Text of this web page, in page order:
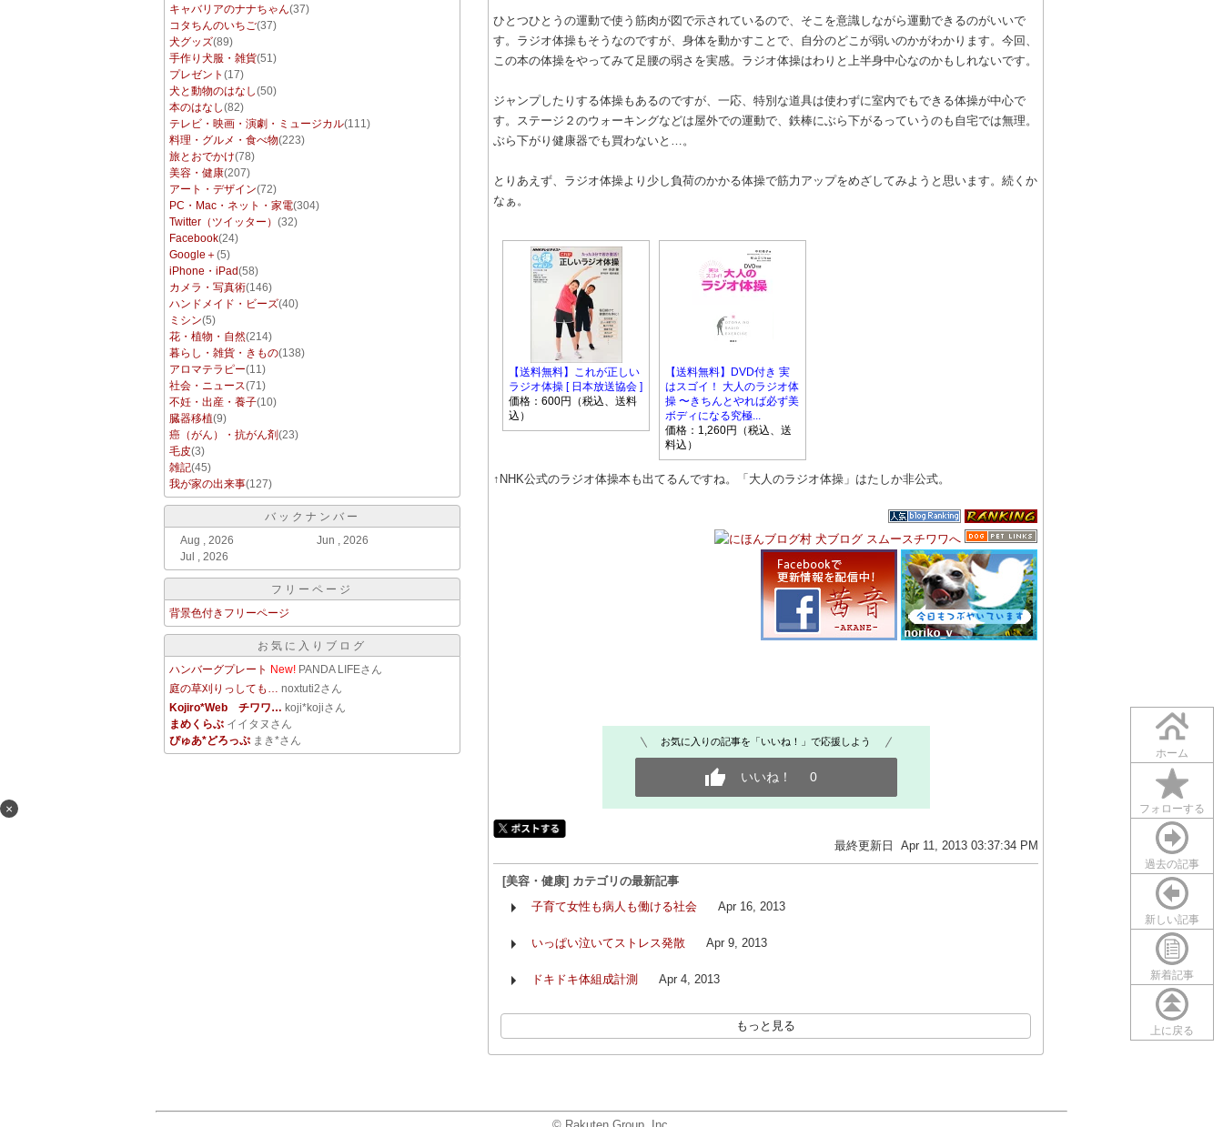
ホーム
フォローする
過去の記事
新しい記事
新着記事
上に戻る
×
キャバリアのナナちゃん(37)
コタちんのいちご(37)
犬グッズ(89)
手作り犬服・雑貨(51)
プレゼント (17)
犬と動物のはなし(50)
本のはなし(82)
テレビ・映画・演劇・ミュージカル(111)
料理・グルメ・食べ物(223)
旅とおでかけ(78)
美容・健康(207)
アート・デザイン(72)
PC・Mac・ネット・家電(304)
Twitter（ツイッター） (32)
Facebook(24)
Google＋(5)
iPhone・iPad(58)
カメラ・写真術(146)
ハンドメイド・ビーズ(40)
ミシン(5)
花・植物・自然(214)
暮らし・雑貨・きもの(138)
アロマテラピー(11)
社会・ニュース(71)
不妊・出産・養子(10)
臓器移植(9)
癌（がん）・抗がん剤(23)
毛皮(3)
雑記(45)
我が家の出来事(127)
バックナンバー
Aug , 2026
Jul , 2026
Jun , 2026
フリーページ
背景色付きフリーページ
お気に入りブログ
ハンバーグプレート New! PANDA LIFEさん
庭の草刈りっしても… noxtuti2さん
Kojiro*Web チワワ… koji*kojiさん
まめくらぶ イイタヌさん
ぴゅあ*どろっぷ まき*さん
ひとつひとうの運動で使う筋肉が図で示されているので、そこを意識しながら運動できるのがいいで
す。ラジオ体操もそうなのですが、身体を動かすことで、自分のどこが弱いのかがわかります。今回、
この本の体操をやってみて足腰の弱さを実感。ラジオ体操はわりと上半身中心なのかもしれないです。
ジャンプしたりする体操もあるのですが、一応、特別な道具は使わずに室内でもできる体操が中心で
す。ステージ２のウォーキングなどは屋外での運動で、鉄棒にぶら下がるっていうのも自宅では無理。
ぶら下がり健康器でも買わないと…。
とりあえず、ラジオ体操より少し負荷のかかる体操で筋力アップをめざしてみようと思います。続くか
なぁ。
【送料無料】これが正しい
ラジオ体操 [ 日本放送協会 ]
価格：600円（税込、送料
込）
【送料無料】DVD付き 実
はスゴイ！ 大人のラジオ体
操 〜きちんとやれば必ず美
ボディになる究極...
価格：1,260円（税込、送
料込）
↑NHK公式のラジオ体操本も出てるんですね。「大人のラジオ体操」はたしか非公式。
お気に入りの記事を「いいね！」で応援しよう
いいね！ 0
最終更新日 Apr 11, 2013 03:37:34 PM
[美容・健康] カテゴリの最新記事
子育て女性も病人も働ける社会
Apr 16, 2013
いっぱい泣いてストレス発散 Apr 9, 2013
ドキドキ体組成計測 Apr 4, 2013
もっと見る